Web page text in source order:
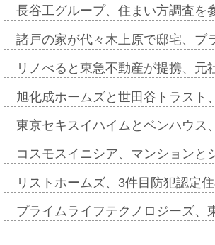
長谷工グループ、住まい方調査
諸戸の家が代々木上原で邸宅、
リノべると東急不動産が提携、
旭化成ホームズと世田谷トラス
東京セキスイハイムとベンハウ
コスモスイニシア、マンション
リストホームズ、3件目防犯認定
プライムライフテクノロジーズ